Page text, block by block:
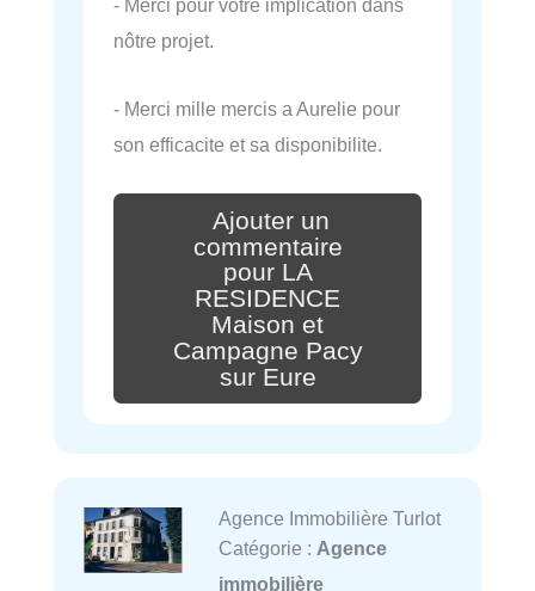
- Merci pour vôtre implication dans
nôtre projet.
- Merci mille mercis a Aurelie pour
son efficacite et sa disponibilite.
Ajouter un
commentaire
pour LA
RESIDENCE
Maison et
Campagne Pacy
sur Eure
Agence Immobilière Turlot
Catégorie : Agence
immobilière